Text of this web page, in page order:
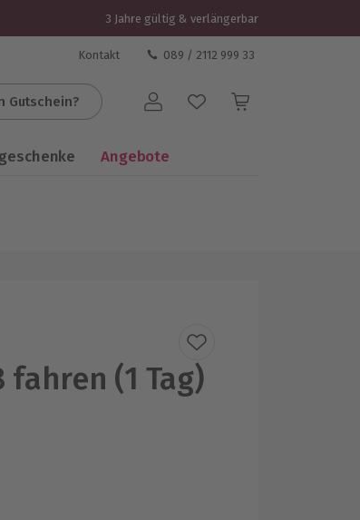
3 Jahre gültig & verlängerbar
Kontakt 089 / 2112 999 33
Gutschein? Benutzerkonto
Angebote
fahren (1 Tag)